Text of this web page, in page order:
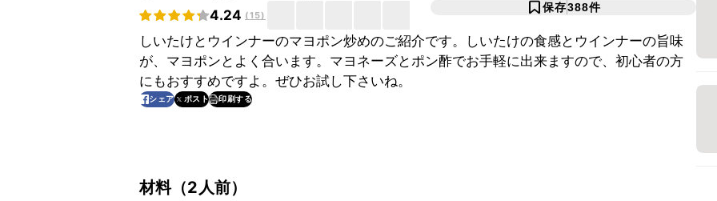
4.24 (15)
保存388件
しいたけとウインナーのマヨポン炒めのご紹介です。しいたけの食感とウインナーの旨味
が、マヨポンとよく合います。マヨネーズとポン酢でお手軽に出来ますので、初心者の方
にもおすすめですよ。ぜひお試し下さいね。
シェア ポスト 印刷する
材料（2人前）